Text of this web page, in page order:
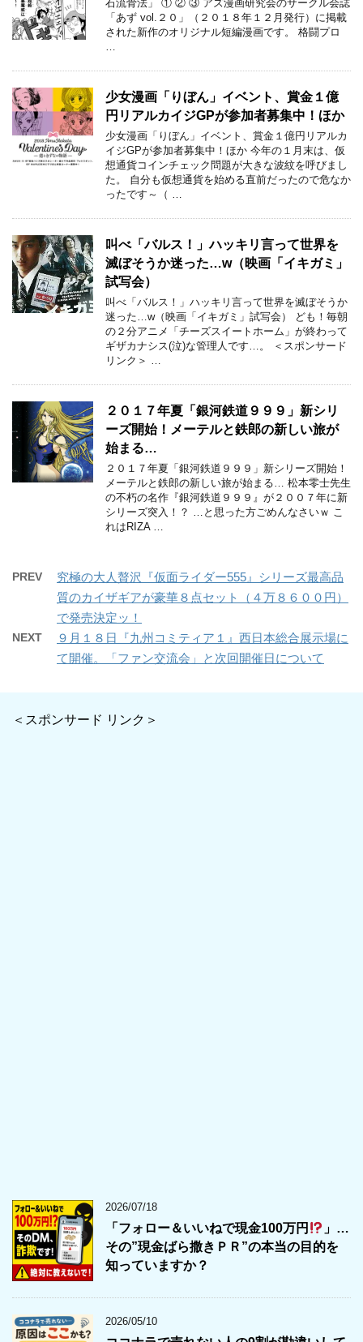
石流骨法」 ① ② ③ アズ漫画研究会のサークル会誌
「あず vol.２０」（２０１８年１２月発行）に掲載
された新作のオリジナル短編漫画です。 格闘プロ
少女漫画「りぼん」イベント、賞金１億
円リアルカイジGPが参加者募集中！ほか
少女漫画「りぼん」イベント、賞金１億円リアルカ
イジGPが参加者募集中！ほか 今年の１月末は、仮
想通貨コインチェック問題が大きな波紋を呼びまし
た。 自分も仮想通貨を始める直前だったので危なか
ったです～（ …
叫べ「バルス！」ハッキリ言って世界を
滅ぼそうか迷った…w（映画「イキガミ」
試写会）
叫べ「バルス！」ハッキリ言って世界を滅ぼそうか
迷った…w（映画「イキガミ」試写会） ども！毎朝
の２分アニメ「チーズスイートホーム」が終わって
ギザカナシス(泣)な管理人です…。 ＜スポンサード
リンク＞ …
２０１７年夏「銀河鉄道９９９」新シリ
ーズ開始！メーテルと鉄郎の新しい旅が
始まる…
２０１７年夏「銀河鉄道９９９」新シリーズ開始！
メーテルと鉄郎の新しい旅が始まる… 松本零士先生
の不朽の名作『銀河鉄道９９９』が２００７年に新
シリーズ突入！？ …と思った方ごめんなさいｗ こ
れはRIZA …
PREV
究極の大人贅沢『仮面ライダー555』シリーズ最高品
質のカイザギアが豪華８点セット（４万８６００円）
で発売決定ッ！
NEXT
９月１８日『九州コミティア１』西日本総合展示場に
て開催。「ファン交流会」と次回開催日について
＜スポンサード リンク＞
2026/07/18
「フォロー＆いいねで現金100万円
」…
その”現金ばら撒きＰＲ”の本当の目的を
知っていますか？
2026/05/10